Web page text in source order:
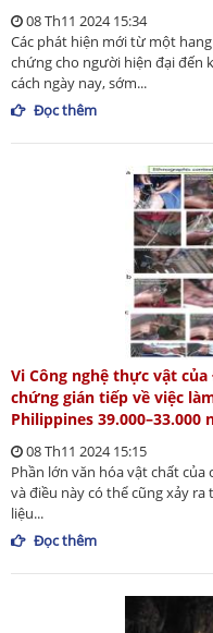
08 Th11 2024 15:34
Các phát hiện mới từ một
chứng cho người hiện đại đến
cách ngày nay, sớm...
Đọc thêm
Vi Công nghệ thực vật
chứng gián tiếp về việc
Philippines 39.000–33.000
08 Th11 2024 15:15
Phần lớn văn hóa vật chất
và điều này có thể cũng xảy
liệu...
Đọc thêm